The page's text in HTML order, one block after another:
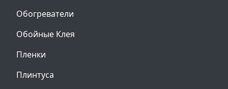
Обогреватели
Обойные Клея
Пленки
Плинтуса